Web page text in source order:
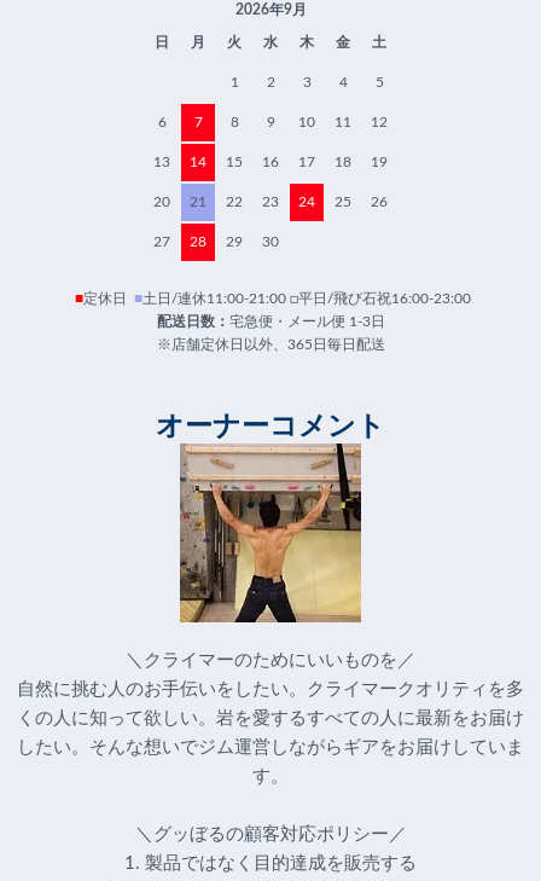
2026年9月
日 月 火 水 木 金 土
1 2 3 4 5
6 7 8 9 10 11 12
13 14 15 16 17 18 19
20 21 22 23 24 25 26
27 28 29 30
■定休日 ■土日/連休11:00-21:00 □平日/飛び石祝16:00-23:00
配送日数： 宅急便・メール便 1-3日
※店舗定休日以外、365日毎日配送
オーナーコメント
＼クライマーのためにいいものを／
自然に挑む人のお手伝いをしたい。クライマークオリティを多
くの人に知って欲しい。岩を愛するすべての人に最新をお届け
したい。そんな想いでジム運営しながらギアをお届けしていま
す。
＼グッぼるの顧客対応ポリシー／
1. 製品ではなく目的達成を販売する